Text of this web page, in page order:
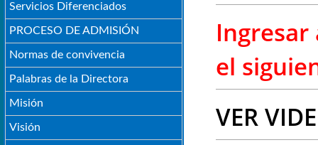
Servicios Diferenciados
PROCESO DE ADMISIÓN
Normas de convivencia
Palabras de la Directora
Misión
Visión
el
VER